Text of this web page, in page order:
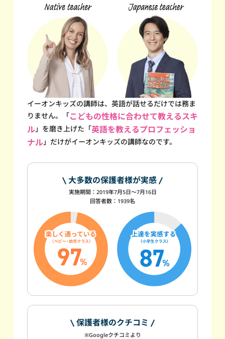
イーオンキッズの講師は、英語が話せるだけでは務ま
りません。
「こどもの性格に合わせて教えるスキ
ル」を磨き上げた 「英語を教えるプロフェッショ
ナル」だけがイーオンキッズの講師なのです。
大多数の保護者様が実感
実施期間：2019年7月5日～7月16日
回答者数：1939名
保護者様のクチコミ
※Googleクチコミより